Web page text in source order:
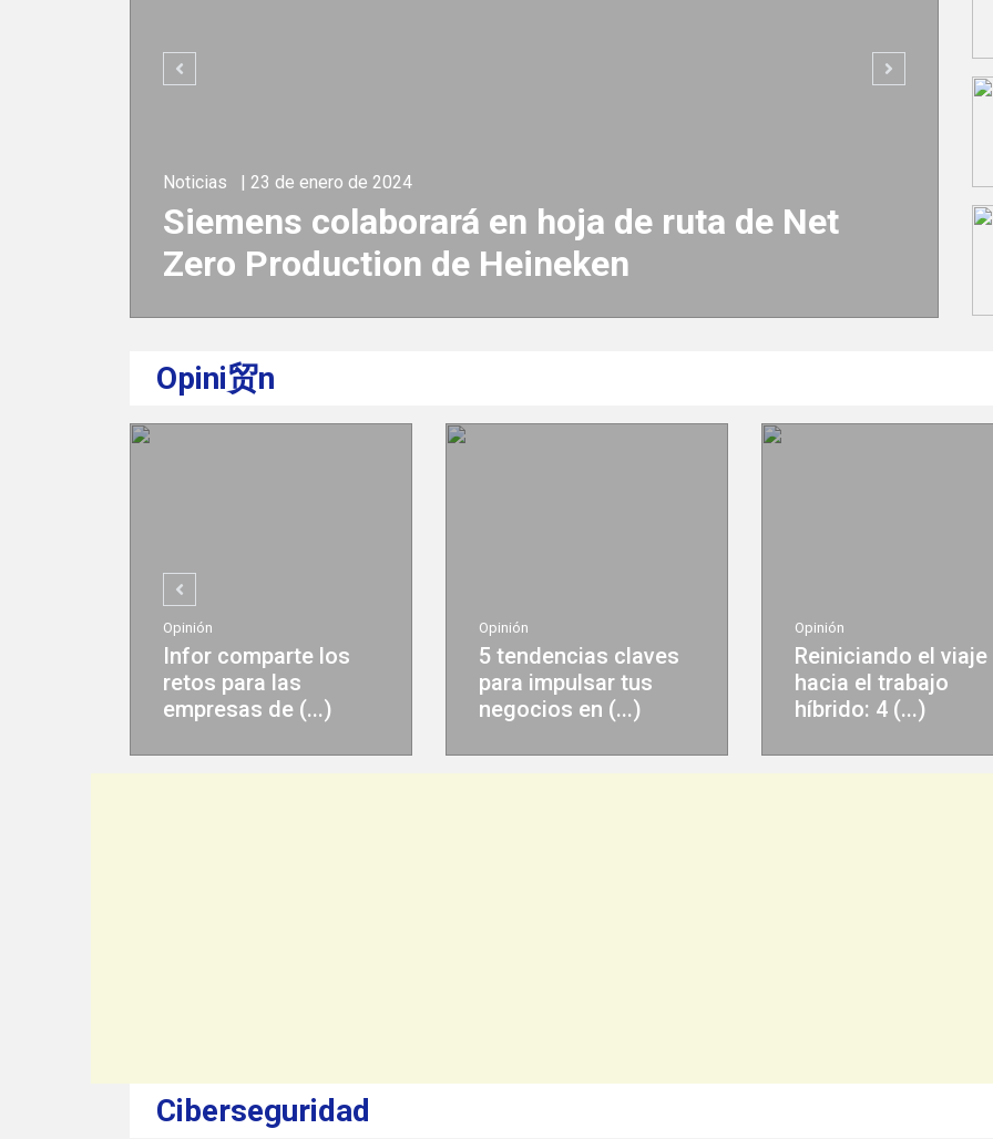
en hoja de ruta de Net
Heineken
Equinix revela acelerada
tecnológica hacia modelos
Opini贸n
5 tendencias claves
para impulsar tus
negocios en (...)
Reiniciando el viaje
hacia el trabajo
híbrido: 4 (...)
Un México
comienza
Ciudad
Ciberseguridad